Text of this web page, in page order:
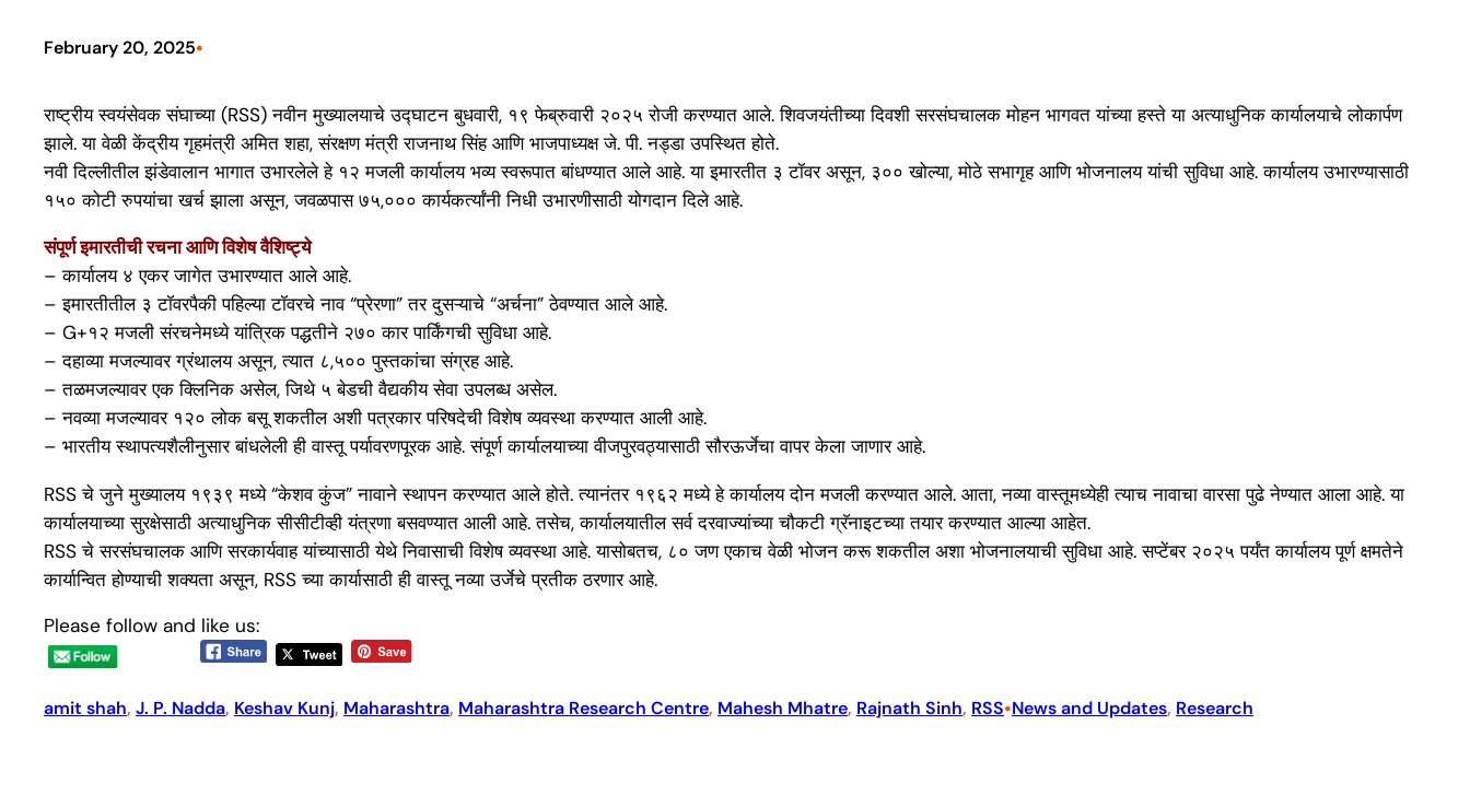
February 20, 2025•
राष्ट्रीय स्वयंसेवक संघाच्या (RSS) नवीन मुख्यालयाचे उद्घाटन बुधवारी, १९ फेब्रुवारी २०२५ रोजी करण्यात आले. शिवजयंतीच्या दिवशी सरसंघचालक मोहन भागवत यांच्या हस्ते या अत्याधुनिक कार्यालयाचे लोकार्पण
झाले. या वेळी केंद्रीय गृहमंत्री अमित शहा, संरक्षण मंत्री राजनाथ सिंह आणि भाजपाध्यक्ष जे. पी. नड्डा उपस्थित होते.
नवी दिल्लीतील झंडेवालान भागात उभारलेले हे १२ मजली कार्यालय भव्य स्वरूपात बांधण्यात आले आहे. या इमारतीत ३ टॉवर असून, ३०० खोल्या, मोठे सभागृह आणि भोजनालय यांची सुविधा आहे. कार्यालय उभारण्यासाठी
१५० कोटी रुपयांचा खर्च झाला असून, जवळपास ७५,००० कार्यकर्त्यांनी निधी उभारणीसाठी योगदान दिले आहे.
संपूर्ण इमारतीची रचना आणि विशेष वैशिष्ट्ये
– कार्यालय ४ एकर जागेत उभारण्यात आले आहे.
– इमारतीतील ३ टॉवरपैकी पहिल्या टॉवरचे नाव “प्रेरणा” तर दुसऱ्याचे “अर्चना” ठेवण्यात आले आहे.
– G+१२ मजली संरचनेमध्ये यांत्रिक पद्धतीने २७० कार पार्किंगची सुविधा आहे.
– दहाव्या मजल्यावर ग्रंथालय असून, त्यात ८,५०० पुस्तकांचा संग्रह आहे.
– तळमजल्यावर एक क्लिनिक असेल, जिथे ५ बेडची वैद्यकीय सेवा उपलब्ध असेल.
– नवव्या मजल्यावर १२० लोक बसू शकतील अशी पत्रकार परिषदेची विशेष व्यवस्था करण्यात आली आहे.
– भारतीय स्थापत्यशैलीनुसार बांधलेली ही वास्तू पर्यावरणपूरक आहे. संपूर्ण कार्यालयाच्या वीजपुरवठ्यासाठी सौरऊर्जेचा वापर केला जाणार आहे.
RSS चे जुने मुख्यालय १९३९ मध्ये “केशव कुंज” नावाने स्थापन करण्यात आले होते. त्यानंतर १९६२ मध्ये हे कार्यालय दोन मजली करण्यात आले. आता, नव्या वास्तूमध्येही त्याच नावाचा वारसा पुढे नेण्यात आला आहे. या
कार्यालयाच्या सुरक्षेसाठी अत्याधुनिक सीसीटीव्ही यंत्रणा बसवण्यात आली आहे. तसेच, कार्यालयातील सर्व दरवाज्यांच्या चौकटी ग्रॅनाइटच्या तयार करण्यात आल्या आहेत.
RSS चे सरसंघचालक आणि सरकार्यवाह यांच्यासाठी येथे निवासाची विशेष व्यवस्था आहे. यासोबतच, ८० जण एकाच वेळी भोजन करू शकतील अशा भोजनालयाची सुविधा आहे. सप्टेंबर २०२५ पर्यंत कार्यालय पूर्ण क्षमतेने
कार्यान्वित होण्याची शक्यता असून, RSS च्या कार्यासाठी ही वास्तू नव्या उर्जेचे प्रतीक ठरणार आहे.
Please follow and like us:
amit shah, J. P. Nadda, Keshav Kunj, Maharashtra, Maharashtra Research Centre, Mahesh Mhatre, Rajnath Sinh, RSS•News and Updates, Research